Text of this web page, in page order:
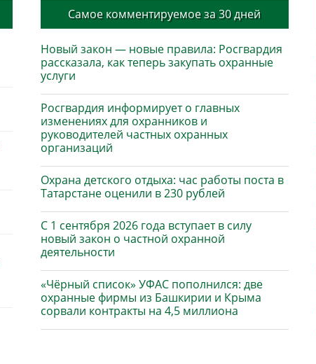
Самое комментируемое за 30 дней
Новый закон — новые правила: Росгвардия
рассказала, как теперь закупать охранные
услуги
Росгвардия информирует о главных
изменениях для охранников и
руководителей частных охранных
организаций
Охрана детского отдыха: час работы поста в
Татарстане оценили в 230 рублей
С 1 сентября 2026 года вступает в силу
новый закон о частной охранной
деятельности
«Чёрный список» УФАС пополнился: две
охранные фирмы из Башкирии и Крыма
сорвали контракты на 4,5 миллиона